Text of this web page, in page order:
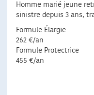
Homme marié jeune
sinistre depuis 3 ans,
Formule Élargie
262 €/an
Formule Protectrice
455 €/an